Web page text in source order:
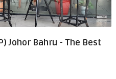
Johor Bahru - The Best